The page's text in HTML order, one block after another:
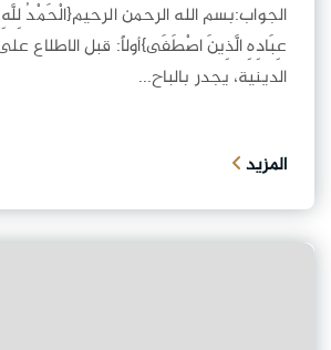
الجواب:بسم الله الرحمن الرحيم{الْحَمْدُ
عِبَادِهِ الَّذِينَ اصْطَفَى}أولاً: قبل الاطلاع
الدينية، يجدر بالباح...
المزيد